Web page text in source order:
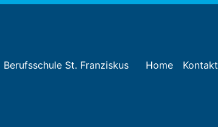
St. Franziskus Home Kontakt